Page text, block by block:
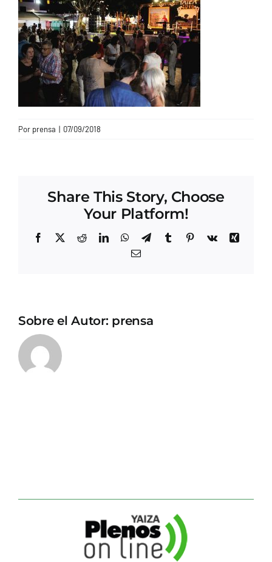
CONTACTO
Por prensa | 07/09/2018
Share This Story, Choose
Your Platform!
Facebook
X RedditLinkedInWhatsApp
TelegramTumblrPinterest
Vk
Xing
Correo
Sobre el Autor: prensa